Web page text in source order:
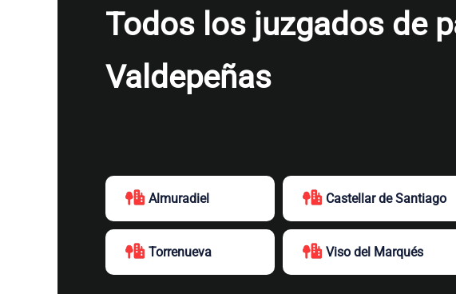
Todos los juzgados de
Valdepeñas
Almuradiel Castellar de Santiago
Torrenueva Viso del Marqués